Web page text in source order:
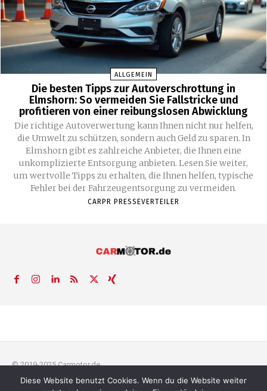
ALLGEMEIN
Die besten Tipps zur Autoverschrottung in
Elmshorn: So vermeiden Sie Fallstricke und
profitieren von einer reibungslosen Abwicklung
Die richtige Autoverwertung kann Ihnen nicht nur helfen,
die Umwelt zu schützen, sondern auch Geld zu sparen. In
Elmshorn gibt es zahlreiche Anbieter, die Ihnen eine
unkomplizierte Entsorgung anbieten. Lesen Sie weiter,
um wertvolle Tipps zu erhalten, die Ihnen helfen, typische
Fehler bei der Fahrzeugentsorgung zu vermeiden.
CARPR PRESSEVERTEILER
© 2019-2025 Carmotor.de
AGB Datenschutzerklärung FAQ Kontakt Impressum News
Diese Website benutzt Cookies. Wenn du die Website weiter